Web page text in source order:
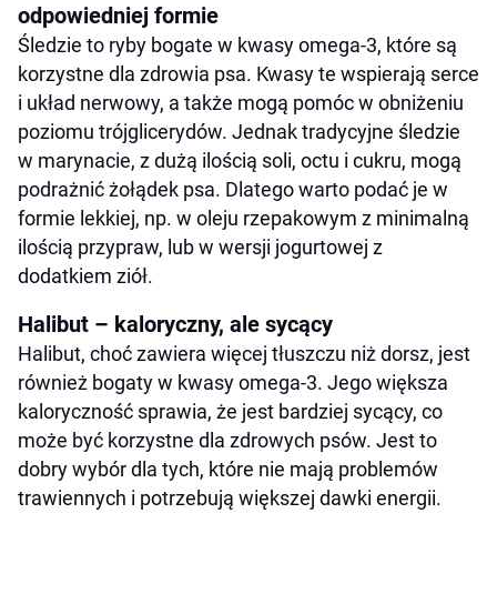
odpowiedniej formie
Śledzie to ryby bogate w kwasy omega-3, które są
korzystne dla zdrowia psa. Kwasy te wspierają serce
i układ nerwowy, a także mogą pomóc w obniżeniu
poziomu trójglicerydów. Jednak tradycyjne śledzie
w marynacie, z dużą ilością soli, octu i cukru, mogą
podrażnić żołądek psa. Dlatego warto podać je w
formie lekkiej, np. w oleju rzepakowym z minimalną
ilością przypraw, lub w wersji jogurtowej z
dodatkiem ziół.
Halibut – kaloryczny, ale sycący
Halibut, choć zawiera więcej tłuszczu niż dorsz, jest
również bogaty w kwasy omega-3. Jego większa
kaloryczność sprawia, że jest bardziej sycący, co
może być korzystne dla zdrowych psów. Jest to
dobry wybór dla tych, które nie mają problemów
trawiennych i potrzebują większej dawki energii.